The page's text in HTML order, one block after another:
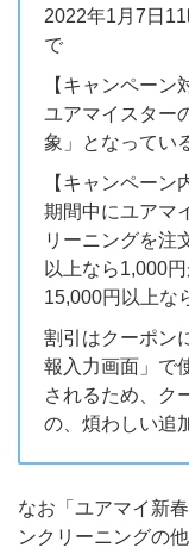
2022年1月7日
で
【キャンペーン
ユアマイスター
象」となってい
【キャンペーン
期間中にユアマ
リーニングを注
以上なら1,000
15,000円以上な
割引はクーポン
報入力画面」で
されるため、ク
の、煩わしい追
なお「ユアマイ新
ンクリーニングの